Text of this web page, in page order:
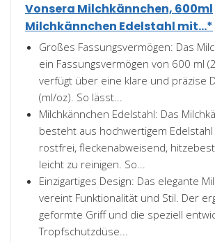
Vonsera Milchkännchen, 600ml
Milchkännchen Edelstahl mit...*
Großes Fassungsvermögen: Das
ein Fassungsvermögen von 600 ml
verfügt über eine klare und präzise
(ml/oz). So lässt...
Milchkännchen Edelstahl: Das
besteht aus hochwertigem
rostfrei, fleckenabweisend,
leicht zu reinigen. So...
Einzigartiges Design: Das elegante
vereint Funktionalität und Stil. Der
geformte Griff und die speziell
Tropfschutzdüse...